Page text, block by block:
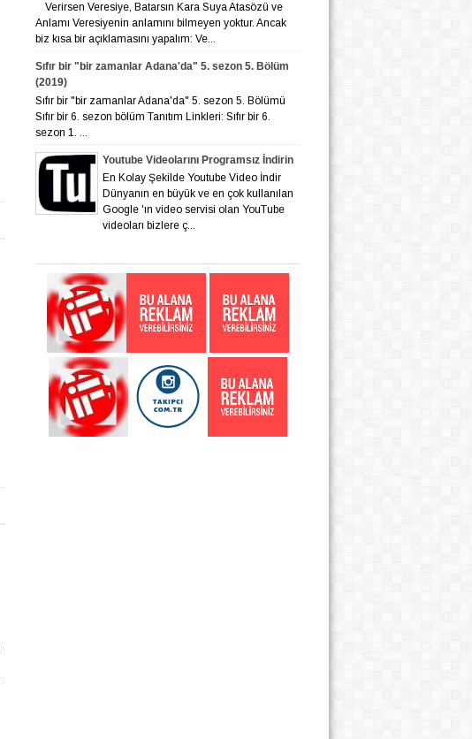
Verirsen Veresiye, Batarsın Kara Suya Atasözü ve
Anlamı Veresiyenin anlamını bilmeyen yoktur. Ancak
biz kısa bir açıklamasını yapalım: Ve...
Sıfır bir "bir zamanlar Adana'da" 5. sezon 5. Bölüm
(2019)
Sıfır bir "bir zamanlar Adana'da" 5. sezon 5. Bölümü
Sıfır bir 6. sezon bölüm Tanıtım Linkleri: Sıfır bir 6.
sezon 1. ...
Youtube Videolarını Programsız İndirin
En Kolay Şekilde Youtube Video İndir
Dünyanın en büyük ve en çok kullanılan
Google 'ın video servisi olan YouTube
videoları bizlere ç...